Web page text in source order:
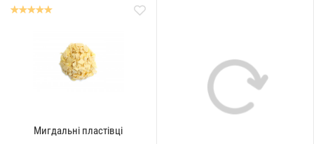
Мигдальні пластівці